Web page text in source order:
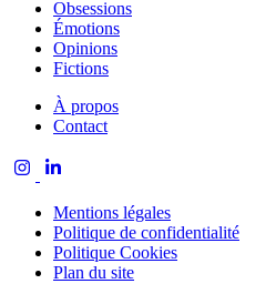
Obsessions
Émotions
Opinions
Fictions
À propos
Contact
Mentions légales
Politique de confidentialité
Politique Cookies
Plan du site